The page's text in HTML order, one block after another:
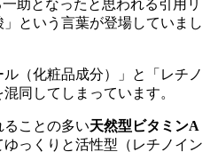
助となったと思われる引用リ
という言葉が登場していまし
（化粧品成分）」と「レチノ
同してしまっています。
ることの多い天然型ビタミンA
っくりと活性型（レチノイン